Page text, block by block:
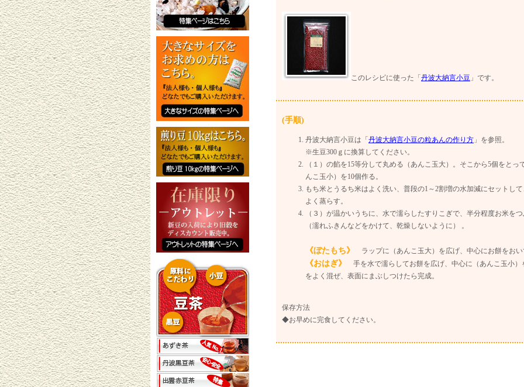
このレシピに使った「 丹波大納言小豆 」です。
(手順)
丹波大納言小豆は「 丹波大納言小豆の粒あんの作り方 」を参照。
※生豆300ｇに換算してください。
（１）の餡を15等分して丸める（あんこ玉大）。そこから5個をと
んこ玉小）を10個作る。
もち米とうるち米はよく洗い、普段の1～2割増の水加減にセットし
よく蒸らす。
（３）が温かいうちに、水で濡らしたすりこぎで、半分程度お米を
（濡れふきんなどをかけて、乾燥しないように） 。
《ぼたもち》 ラップに（あんこ玉大）を広げ、中心にお餅をお
《おはぎ》
手を水で濡らしてお餅を広げ、中心に（あんこ玉小
をよく混ぜ、表面にまぶしつけたら完成。
保存方法
◆お早めに完食してください。